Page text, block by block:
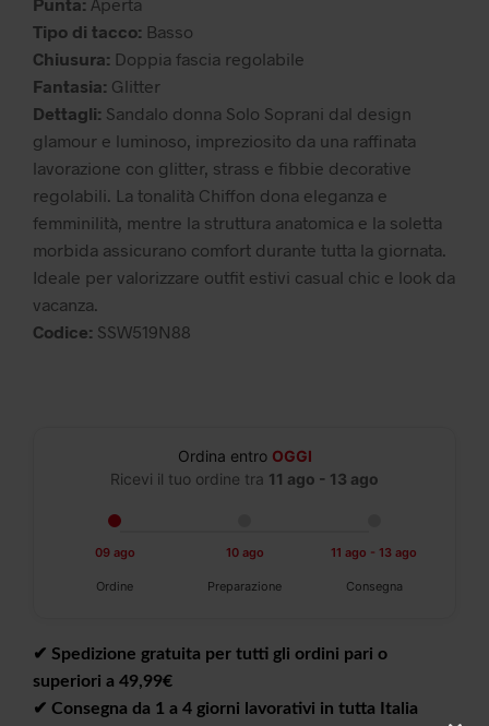
Tipo di tacco: Basso
Chiusura: Doppia fascia regolabile
Fantasia: Glitter
Dettagli: Sandalo donna Solo Soprani dal design
glamour e luminoso, impreziosito da una raffinata
lavorazione con glitter, strass e fibbie decorative
regolabili. La tonalità Chiffon dona eleganza e
femminilità, mentre la struttura anatomica e la soletta
morbida assicurano comfort durante tutta la giornata.
Ideale per valorizzare outfit estivi casual chic e look da
vacanza.
Codice: SSW519N88
Ordina entro OGGI
Ricevi il tuo ordine tra 11 ago - 13 ago
09 ago
Ordine
10 ago
Preparazione
11 ago - 13 ago
Consegna
✔︎ Spedizione gratuita per tutti gli ordini pari o
superiori a 49,99€
✔︎ Consegna da 1 a 4 giorni lavorativi in tutta Italia